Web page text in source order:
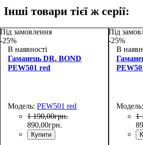
Інші товари тієї ж серії:
Під замовлення
-25%
В наявності
Гаманець DR. BOND
PEW501 red
Модель: PEW501 red
1 190,00грн.
890,00грн.
Купити
Під
-25%
В
Модель:
1